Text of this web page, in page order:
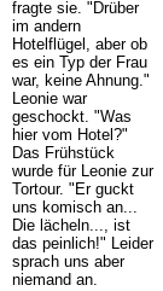
fragte sie. "Drüber
im andern
Hotelflügel, aber ob
es ein Typ der Frau
war, keine Ahnung."
Leonie war
geschockt. "Was
hier vom Hotel?"
Das Frühstück
wurde für Leonie zur
Tortour. "Er guckt
uns komisch an...
Die lächeln..., ist
das peinlich!" Leider
sprach uns aber
niemand an.